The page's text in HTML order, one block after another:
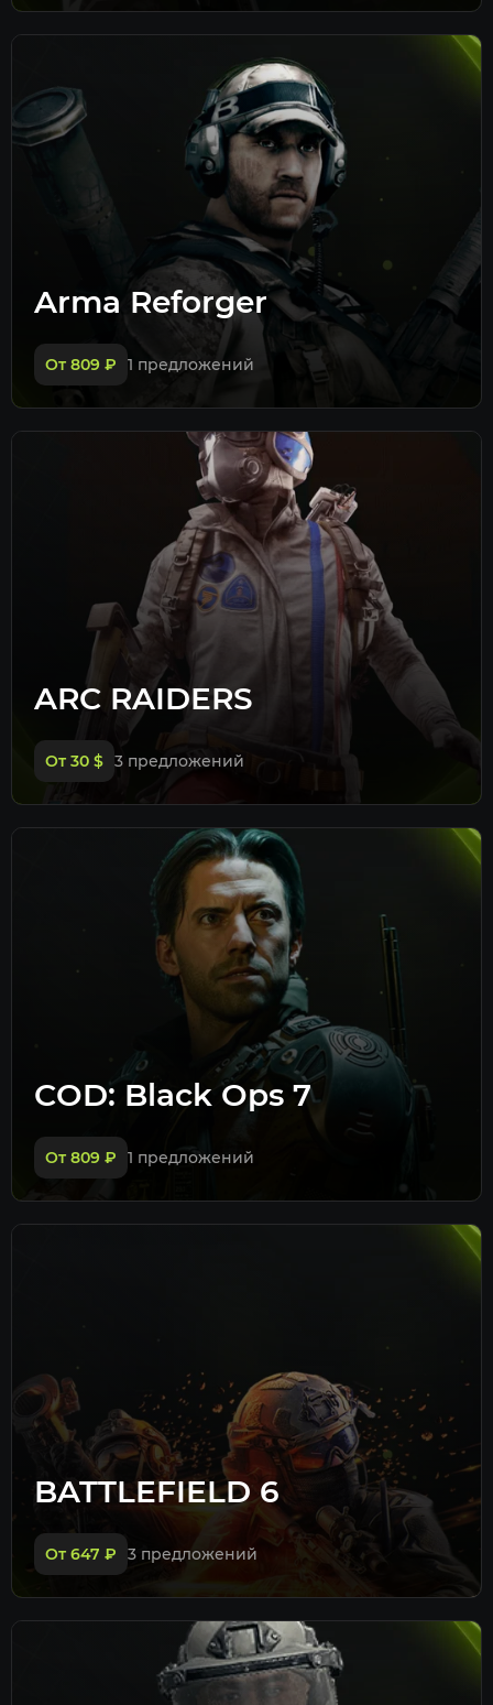
Arma Reforger
От 809 ₽ 1 предложений
ARC RAIDERS
От 30 $ 3 предложений
COD: Black Ops 7
От 809 ₽ 1 предложений
BATTLEFIELD 6
От 647 ₽ 3 предложений